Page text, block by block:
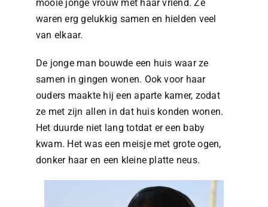
mooie jonge vrouw met haar vriend. Ze
waren erg gelukkig samen en hielden veel
van elkaar.
De jonge man bouwde een huis waar ze
samen in gingen wonen. Ook voor haar
ouders maakte hij een aparte kamer, zodat
ze met zijn allen in dat huis konden wonen.
Het duurde niet lang totdat er een baby
kwam. Het was een meisje met grote ogen,
donker haar en een kleine platte neus.